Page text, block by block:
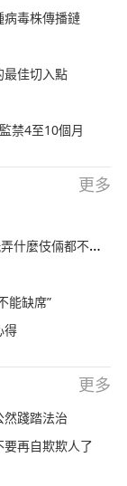
病毒株傳播鏈
最佳切入點
禁4至10個月
更多
倆都不可能得逞
能缺席”
得
更多
然踐踏法治
要再自欺欺人了